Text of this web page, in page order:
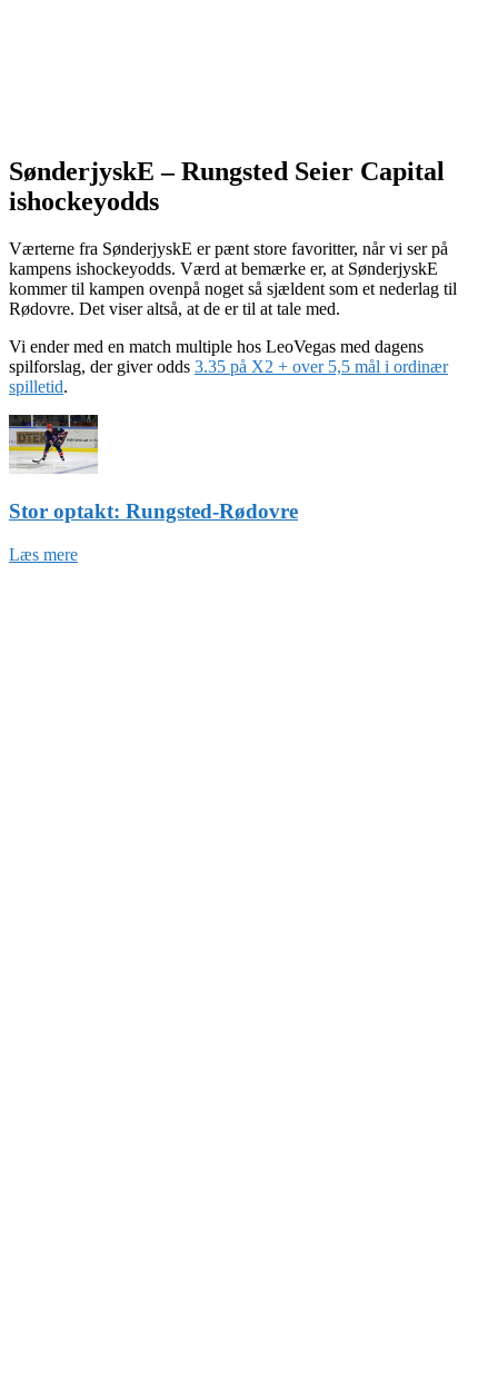
SønderjyskE – Rungsted Seier Capital
ishockeyodds
Værterne fra SønderjyskE er pænt store favoritter, når vi ser på
kampens ishockeyodds. Værd at bemærke er, at SønderjyskE
kommer til kampen ovenpå noget så sjældent som et nederlag til
Rødovre. Det viser altså, at de er til at tale med.
Vi ender med en match multiple hos LeoVegas med dagens
spilforslag, der giver odds 3.35 på X2 + over 5,5 mål i ordinær
spilletid.
Stor optakt: Rungsted-Rødovre
Læs mere